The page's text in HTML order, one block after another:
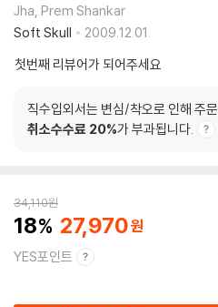
Jha, Prem Shankar
Soft Skull
2009.12.01.
첫번째 리뷰어가 되어주세요
직수입외서는 변심/착오로 인해 주
취소수수료 20%가 부과됩니다.
34,110원
18 27,970
YES포인트